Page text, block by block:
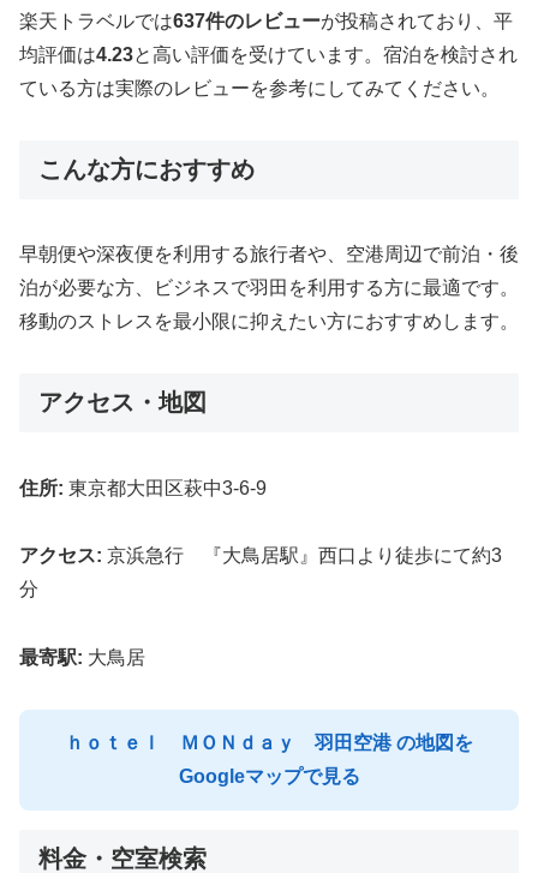
楽天トラベルでは637件のレビューが投稿されており、平
均評価は4.23と高い評価を受けています。宿泊を検討され
ている方は実際のレビューを参考にしてみてください。
こんな方におすすめ
早朝便や深夜便を利用する旅行者や、空港周辺で前泊・後
泊が必要な方、ビジネスで羽田を利用する方に最適です。
移動のストレスを最小限に抑えたい方におすすめします。
アクセス・地図
住所: 東京都大田区萩中3-6-9
アクセス: 京浜急行 『大鳥居駅』西口より徒歩にて約3
分
最寄駅: 大鳥居
ｈｏｔｅｌ ＭＯＮｄａｙ 羽田空港 の地図を
Googleマップで見る
料金・空室検索